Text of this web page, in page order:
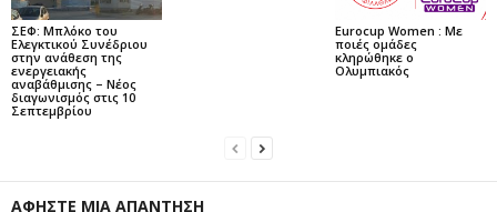
ΣΕΦ: Μπλόκο του
Ελεγκτικού Συνέδριου
στην ανάθεση της
ενεργειακής
αναβάθμισης – Νέος
διαγωνισμός στις 10
Σεπτεμβρίου
Eurocup Women : Με
ποιές ομάδες
κληρώθηκε ο
Ολυμπιακός
ΑΦΗΣΤΕ ΜΙΑ ΑΠΑΝΤΗΣΗ